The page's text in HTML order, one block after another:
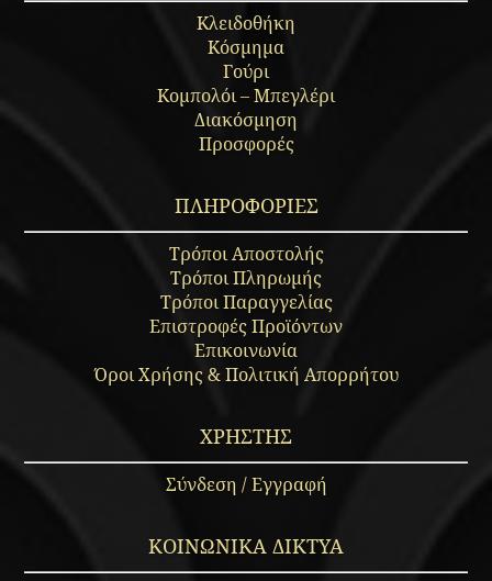
Κλειδοθήκη
Κόσμημα
Γούρι
Κομπολόι – Μπεγλέρι
Διακόσμηση
Προσφορές
ΠΛΗΡΟΦΟΡΙΕΣ
Τρόποι Αποστολής
Τρόποι Πληρωμής
Τρόποι Παραγγελίας
Επιστροφές Προϊόντων
Επικοινωνία
Όροι Χρήσης & Πολιτική Απορρήτου
ΧΡΗΣΤΗΣ
Σύνδεση / Εγγραφή
ΚΟΙΝΩΝΙΚΑ ΔΙΚΤΥΑ